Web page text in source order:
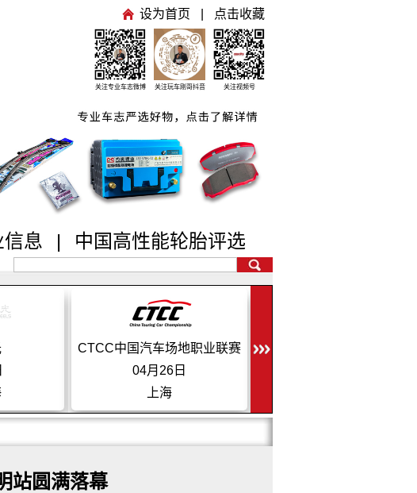
点击收藏
设为首页
关注专业车志微博
关注玩车刚哥抖音
关注视频号
息 | 中国高性能轮胎评选
职业联赛
CEC中国汽车耐力锦标赛
05月24日
四川成都
站圆满落幕